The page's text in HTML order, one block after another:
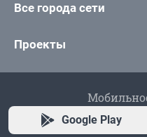
Все города сети
Проекты
Google Play